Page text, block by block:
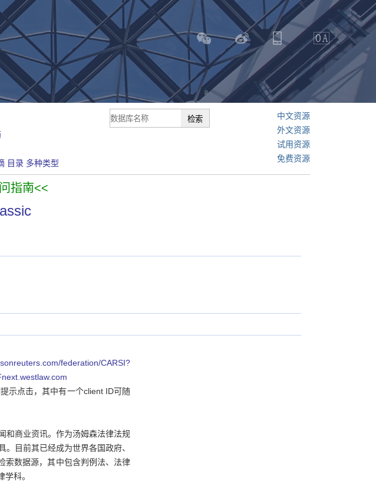
目录 多种类型
中文资源
外文资源
试用资源
免费资源
指南<<
federation/CARSI?
示点击，其中有一个client ID可随
和商业资讯。作为汤姆森法律法规
目前其已经成为世界各国政府、
索数据源，其中包含判例法、法律
科。